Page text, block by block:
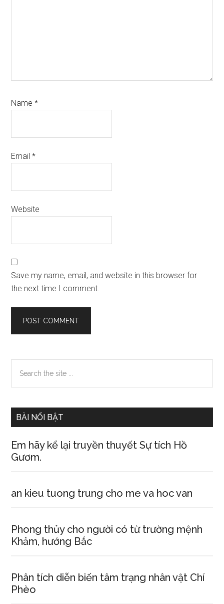
Name*
Email*
Website
Save my name, email, and website in this browser for
the next time I comment.
Primary
Sidebar
the
BÀI NỔI BẬT
Em hãy kể lại truyền thuyết Sự tích Hồ
Gươm.
an kieu tuong trung cho me va hoc van
Phong thủy cho người có từ trường mệnh
Khảm, hướng Bắc
Phân tích diễn biến tâm trạng nhân vật Chí
Phèo